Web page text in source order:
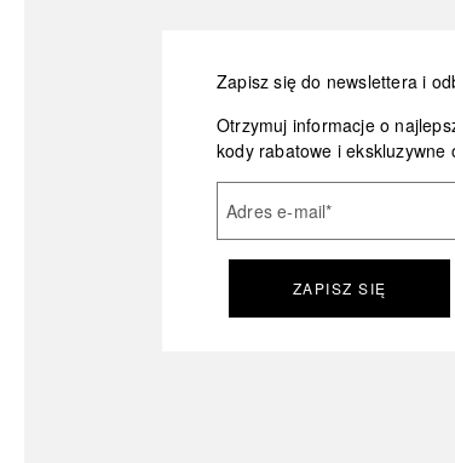
Zapisz się do newslettera i
Otrzymuj informacje o
kody rabatowe i ekskluzywne
Adres e-mail*
ZAPISZ SIĘ